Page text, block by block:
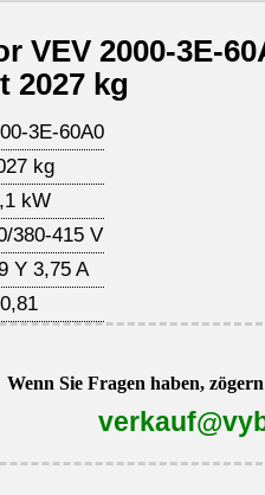
VEV 2000-3E-
2027 kg
3E-60A0
kg
kW
380-415 V
Y 3,75 A
0,81
Wenn Sie Fragen haben,